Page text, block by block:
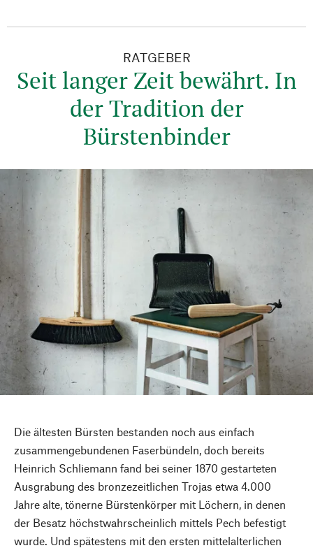
RATGEBER
Seit langer Zeit bewährt. In
der Tradition der
Bürstenbinder
Die ältesten Bürsten bestanden noch aus einfach
zusammengebundenen Faserbündeln, doch bereits
Heinrich Schliemann fand bei seiner 1870 gestarteten
Ausgrabung des bronzezeitlichen Trojas etwa 4.000
Jahre alte, tönerne Bürstenkörper mit Löchern, in denen
der Besatz höchstwahrscheinlich mittels Pech befestigt
wurde. Und spätestens mit den ersten mittelalterlichen